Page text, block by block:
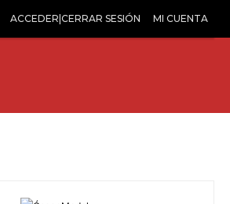
ACCEDER|CERRAR SESIÓN MI CUENTA